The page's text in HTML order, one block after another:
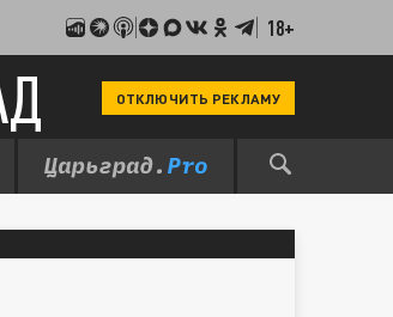
18+
ОТКЛЮЧИТЬ РЕКЛАМУ